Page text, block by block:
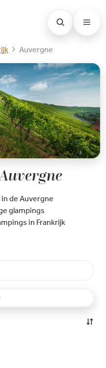
Auvergne
de Auvergne
glampings
in Frankrijk